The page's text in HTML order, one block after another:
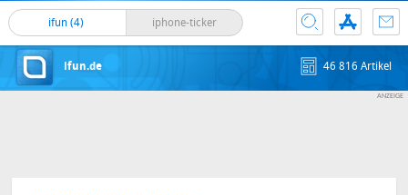
ifun (4) iphone-ticker
ifun.de 46 816 Artikel